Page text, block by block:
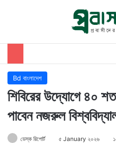
Bd বাংলাদেশ
শিবিরের উদ্যোগে ৪০
পাবেন নজরুল
ডেস্ক রিপোর্ট ৫ January ২০২৬